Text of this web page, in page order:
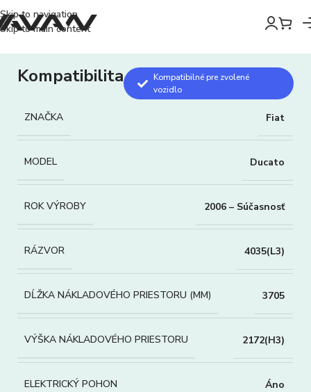
Skip to navigation
Skip to main content
Kompatibilita
Kompatibilné pre zvolené
vozidlo
ZNAČKA Fiat
MODEL Ducato
ROK VÝROBY 2006 – Súčasnosť
RÁZVOR 4035(L3)
DĹŽKA NÁKLADOVÉHO PRIESTORU (MM) 3705
VÝŠKA NÁKLADOVÉHO PRIESTORU 2172(H3)
ELEKTRICKÝ POHON Áno